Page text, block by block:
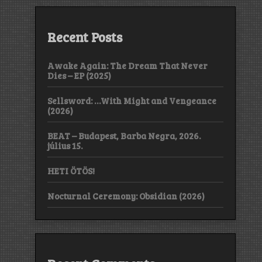
Recent Posts
Awake Again: The Dream That Never
Dies – EP (2025)
Sellsword: …With Might and Vengeance
(2026)
BEAT – Budapest, Barba Negra, 2026.
július 15.
HETI ÖTÖS!
Nocturnal Ceremony: Obsidian (2026)